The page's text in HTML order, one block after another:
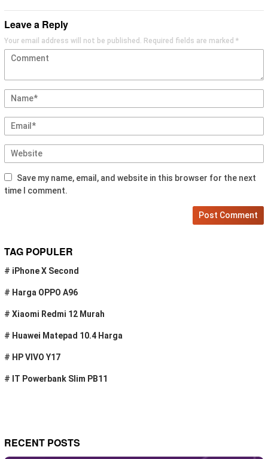
Leave a Reply
Your email address will not be published. Required fields are marked *
Save my name, email, and website in this browser for the next
time I comment.
TAG POPULER
# iPhone X Second
# Harga OPPO A96
# Xiaomi Redmi 12 Murah
# Huawei Matepad 10.4 Harga
# HP VIVO Y17
# IT Powerbank Slim PB11
RECENT POSTS